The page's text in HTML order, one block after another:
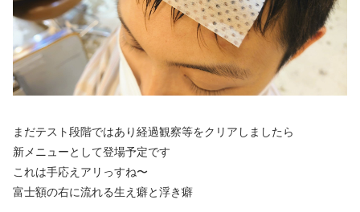
まだテスト段階ではあり経過観察等をクリアしましたら
新メニューとして登場予定です
これは手応えアリっすね〜
富士額の右に流れる生え癖と浮き癖